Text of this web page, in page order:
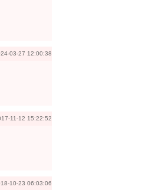
03-27 12:00:38
11-12 15:22:52
10-23 06:03:06